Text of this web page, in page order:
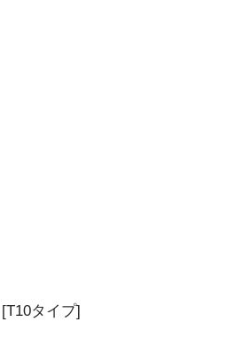
タイプ]